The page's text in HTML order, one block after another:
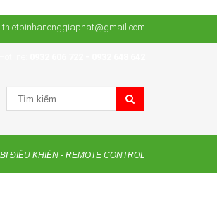
thietbinhanonggiaphat@gmail.com
ĐIỀU KHIỂN - REMOTE CONTROL